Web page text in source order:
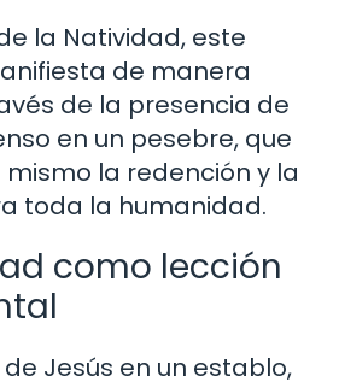
la Natividad, este
de manera
de la presencia de
en un pesebre, que
la redención y la
toda la humanidad.
como lección
Jesús en un establo,